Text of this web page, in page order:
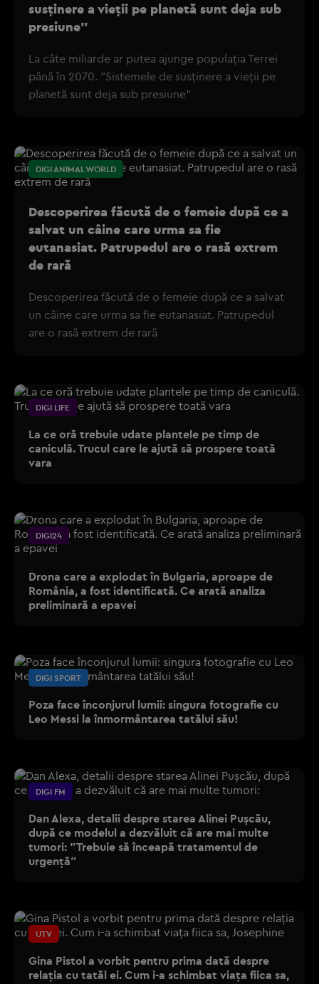
susținere a vieții pe planetă sunt deja sub
presiune"
La câte miliarde ar putea ajunge populația Terrei
până în 2070. "Sistemele de susținere a vieții pe
planetă sunt deja sub presiune"
DIGI ANIMAL WORLD
Descoperirea făcută de o femeie după ce a
salvat un câine care urma sa fie
eutanasiat. Patrupedul are o rasă extrem
de rară
Descoperirea făcută de o femeie după ce a salvat
un câine care urma sa fie eutanasiat. Patrupedul
are o rasă extrem de rară
DIGI LIFE
La ce oră trebuie udate plantele pe timp de
caniculă. Trucul care le ajută să prospere toată
vara
DIGI24
Drona care a explodat în Bulgaria, aproape de
România, a fost identificată. Ce arată analiza
preliminară a epavei
DIGI SPORT
Poza face înconjurul lumii: singura fotografie cu
Leo Messi la înmormântarea tatălui său!
DIGI FM
Dan Alexa, detalii despre starea Alinei Pușcău,
după ce modelul a dezvăluit că are mai multe
tumori: "Trebuie să înceapă tratamentul de
urgență"
UTV
Gina Pistol a vorbit pentru prima dată despre
relația cu tatăl ei. Cum i-a schimbat viața fiica sa,